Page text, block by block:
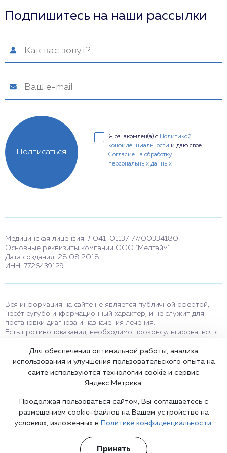
Подпишитесь на наши рассылки
Я ознакомлен(а) с Политикой
конфиденциальности и даю свое
Согласие на обработку
персональных данных
Подписаться
Медицинская лицензия: Л041-01137-77/00334180
Основные реквизиты компании ООО "Медтайм"
Дата создания: 28.08.2018
ИНН: 7726439129
Вся информация на сайте не является публичной офертой,
несёт сугубо информационный характер, и не служит для
постановки диагноза и назначения лечения.
Есть противопоказания, необходимо проконсультироваться с
мессенджерам и в соцсетях носят исключительно
информационный характер и не являются медицинскими
услугами.
Оставаясь на сайте вы соглашаетесь на использование cookies.
Карта сайта
©2002-2026 Клиника доктора Шурова
Для обеспечения оптимальной работы, анализа
использования и улучшения пользовательского опыта на
сайте используются технологии cookie и сервис
Яндекс.Метрика.
Продолжая пользоваться сайтом, Вы соглашаетесь с
размещением cookie-файлов на Вашем устройстве на
условиях, изложенных в
Политике конфиденциальности.
Принять